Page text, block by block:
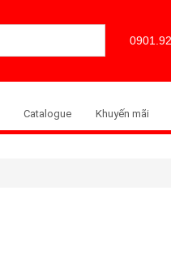
Catalogue Khuyến mãi